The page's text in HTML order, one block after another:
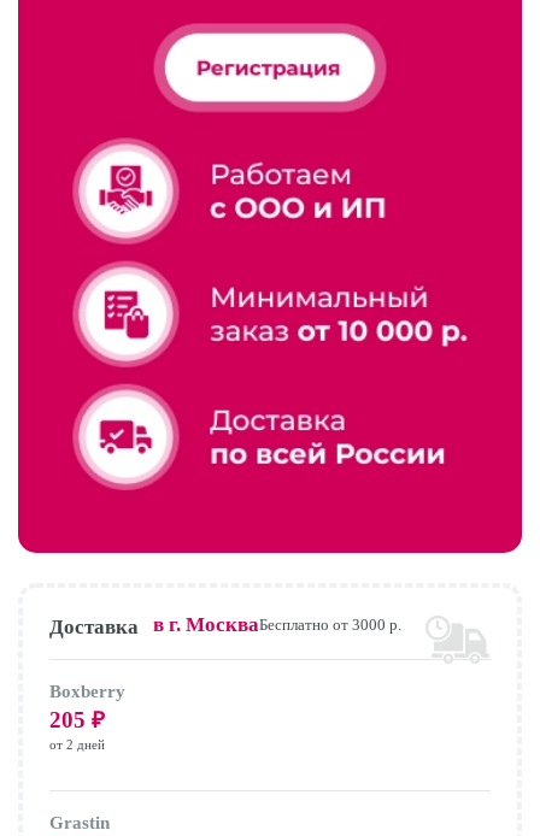
Доставка в г. МоскваБесплатно от 3000 р.
Boxberry
205 ₽
от 2 дней
Grastin